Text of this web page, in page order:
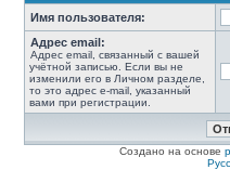
Имя пользователя:
Адрес email:
Адрес email, связанный с вашей
учётной записью. Если вы не
изменили его в Личном разделе,
то это адрес e-mail, указанный
вами при регистрации.
Создано на основе